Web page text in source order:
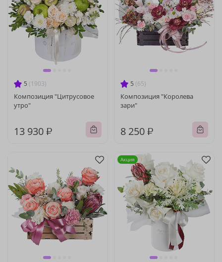
5 (1903)
Композиция "Цитрусовое
утро"
13 930 ₽
5 (65)
Композиция "Королева
зари"
8 250 ₽
Акция